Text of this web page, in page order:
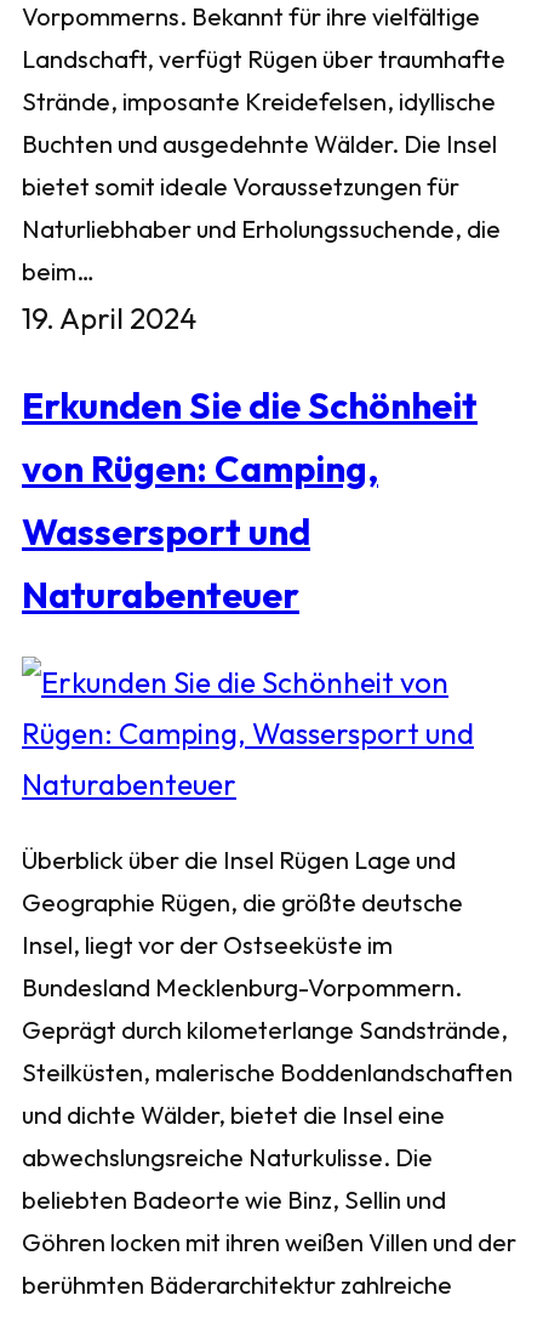
Vorpommerns. Bekannt für ihre vielfältige
Landschaft, verfügt Rügen über traumhafte
Strände, imposante Kreidefelsen, idyllische
Buchten und ausgedehnte Wälder. Die Insel
bietet somit ideale Voraussetzungen für
Naturliebhaber und Erholungssuchende, die
beim…
19. April 2024
Erkunden Sie die Schönheit
von Rügen: Camping,
Wassersport und
Naturabenteuer
Überblick über die Insel Rügen Lage und
Geographie Rügen, die größte deutsche
Insel, liegt vor der Ostseeküste im
Bundesland Mecklenburg-Vorpommern.
Geprägt durch kilometerlange Sandstrände,
Steilküsten, malerische Boddenlandschaften
und dichte Wälder, bietet die Insel eine
abwechslungsreiche Naturkulisse. Die
beliebten Badeorte wie Binz, Sellin und
Göhren locken mit ihren weißen Villen und der
berühmten Bäderarchitektur zahlreiche